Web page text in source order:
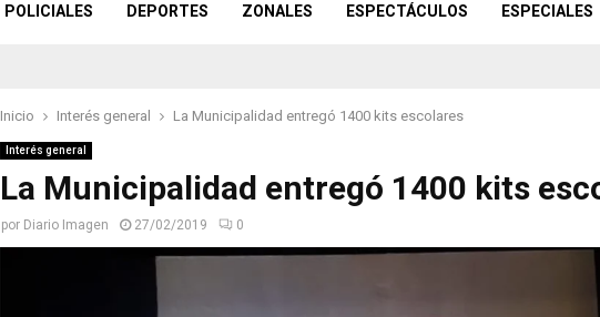
POLICIALES DEPORTES ZONALES ESPECTÁCULOS ESPECIALES
Inicio Interés general La Municipalidad entregó 1400 kits escolares
Interés general
La Municipalidad entregó 1400 kits
por Diario Imagen 27/02/2019 0